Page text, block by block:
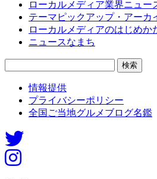
ローカルメディア業界ニュー
テーマピックアップ・アーカ
ローカルメディアのはじめか
ニュースなまち
情報提供
プライバシーポリシー
全国ご当地グルメブログ名鑑